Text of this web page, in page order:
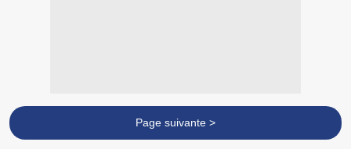
Page suivante >